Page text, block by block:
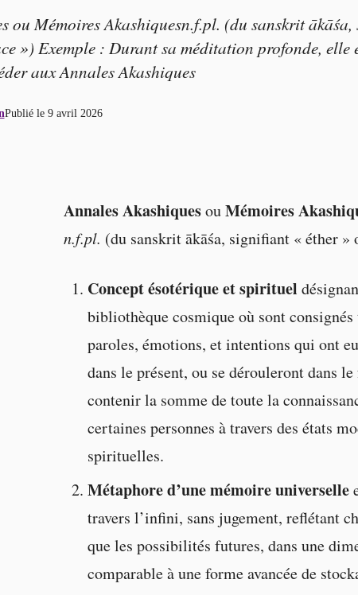
ou Mémoires Akashiquesn.f.pl. (du sanskrit
») Exemple : Durant sa méditation profonde, elle
aux Annales Akashiques
Publié le 9 avril 2026
Annales AkashiquesouMémoires
n.f.pl. (du sanskrit ākāśa, signifiant « éther »
Concept ésotérique et spirituel
bibliothèque cosmique où sont consignés
paroles, émotions, et intentions qui ont
dans le présent, ou se dérouleront dans
contenir la somme de toute la
certaines personnes à travers des états
spirituelles.
Métaphore d’une mémoire universelle
travers l’infini, sans jugement, reflétant
que les possibilités futures, dans une
comparable à une forme avancée de